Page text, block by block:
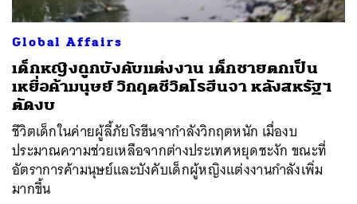
Global Affairs
เด็กหญิงถูกบังคับแต่งงาน เด็กชายตกเป็น
เหยื่อค้ามนุษย์ วิกฤตชีวิตโรฮีนจา หลังสหรัฐฯ
ตัดงบ
ชีวิตเด็กในค่ายผู้ลี้ภัยโรฮีนจากำลังวิกฤตหนัก เมื่องบ
ประมาณความช่วยเหลือจากต่างประเทศหยุดชะงัก ขณะที่
อัตราการค้ามนุษย์และบังคับเด็กผู้หญิงแต่งงานกำลังเพิ่ม
มากขึ้น